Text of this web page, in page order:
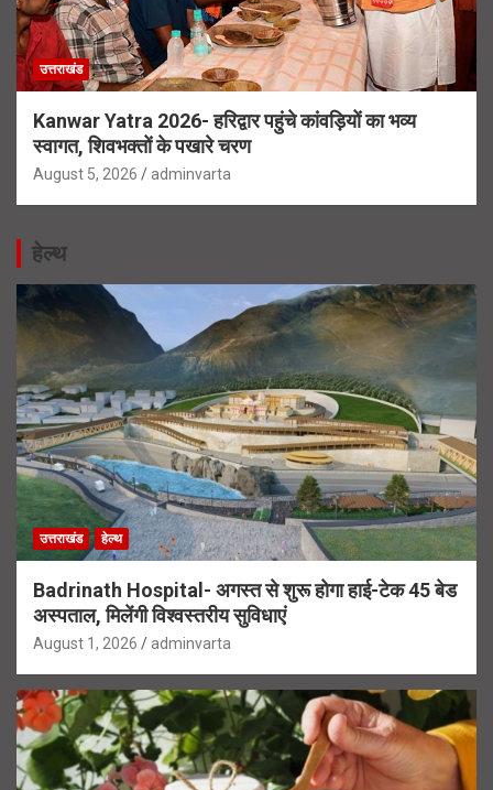
उत्तराखंड
Kanwar Yatra 2026- हरिद्वार पहुंचे कांवड़ियों का भव्य
स्वागत, शिवभक्तों के पखारे चरण
August 5, 2026 adminvarta
हेल्थ
उत्तराखंड हेल्थ
Badrinath Hospital- अगस्त से शुरू होगा हाई-टेक 45 बेड
अस्पताल, मिलेंगी विश्वस्तरीय सुविधाएं
August 1, 2026 adminvarta